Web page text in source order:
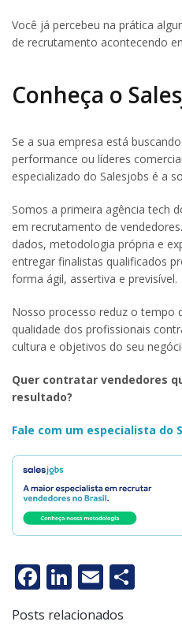
Você já percebeu na prática
de recrutamento acontecendo
Conheça o
Se a sua empresa está
performance ou líderes
especializado do Salesjobs é a
Somos a primeira agência tech
em recrutamento de
dados, metodologia própria e
entregar finalistas qualificados
forma ágil, assertiva e previsível.
Nosso processo reduz o tempo
qualidade dos profissionais
cultura e objetivos do seu
Quer contratar vendedores
resultado?
Fale com um especialista do
Facebook
LinkedIn
Email
Posts relacionados